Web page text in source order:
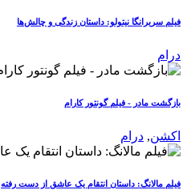
فیلم سریرانگا نیتولو: داستان زندگی و چالش‌ها
درام
بازگشت مادر - فیلم گونتور کارام
اکشن, درام
فیلم مالانگ: داستان انتقام یک عاشق از دست رفته